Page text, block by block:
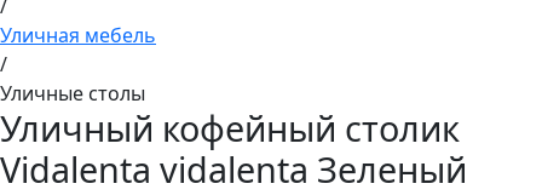
/
Уличная мебель
/
Уличные столы
Уличный кофейный столик
Vidalenta vidalenta Зеленый